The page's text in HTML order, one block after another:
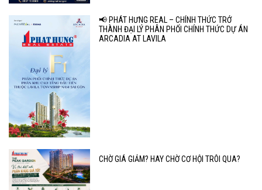
📢 PHÁT HƯNG REAL – CHÍNH THỨC TRỞ
THÀNH ĐẠI LÝ PHÂN PHỐI CHÍNH THỨC DỰ ÁN
ARCADIA AT LAVILA
CHỜ GIÁ GIẢM? HAY CHỜ CƠ HỘI TRÔI QUA?